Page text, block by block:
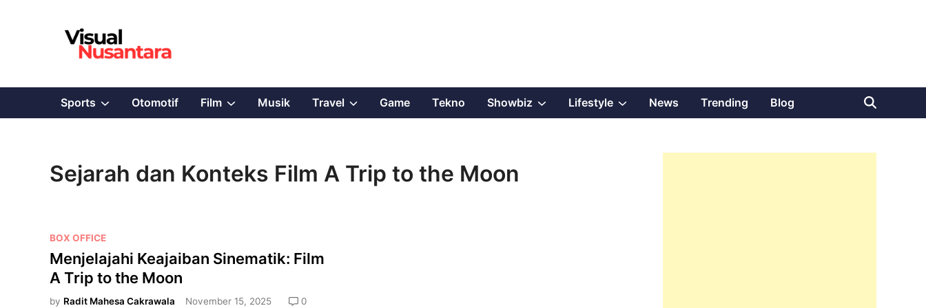
Sports Show
menu
Otomotif Film Show
menu
Musik Travel Show
menu
Game Tekno Showbiz ShowLifestyle ShowNews Trending Blog
Sejarah dan Konteks Film A Trip to the Moon
P
o
s
t
e
BOX OFFICE
Menjelajahi Keajaiban Sinematik: Film
A Trip to the Moon
by Radit Mahesa Cakrawala November 15, 2025 0